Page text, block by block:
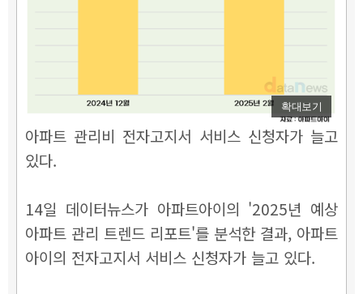
확대보기
아파트 관리비 전자고지서 서비스 신청자가 늘고
있다.
14일 데이터뉴스가 아파트아이의 '2025년 예상
아파트 관리 트렌드 리포트'를 분석한 결과, 아파트
아이의 전자고지서 서비스 신청자가 늘고 있다.